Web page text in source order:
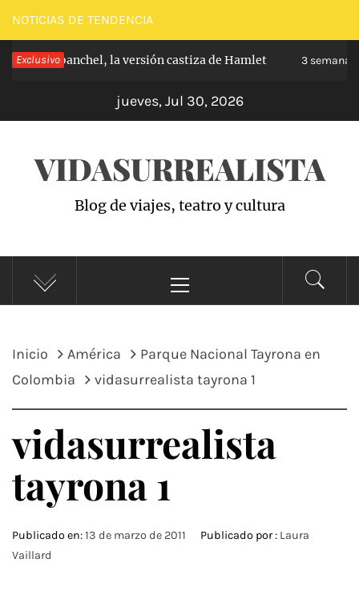
Saltar
al
contenido
NOTICIAS DE TENDENCIA
Exclusivo
de Carabanchel, la versión castiza de Hamlet 3 semanas
jueves, Jul 30, 2026
VIDASURREALISTA
Blog de viajes, teatro y cultura
principal
Inicio América
Parque Nacional Tayrona en
Colombia
vidasurrealista tayrona 1
vidasurrealista
tayrona 1
Publicado en:13 de marzo de 2011 Publicado por : Laura
Vaillard